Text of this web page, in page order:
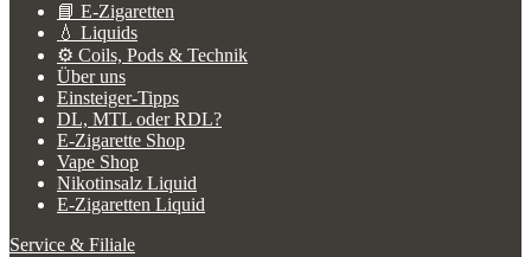
📘 E-Zigaretten
💧 Liquids
⚙️ Coils, Pods & Technik
Über uns
Einsteiger-Tipps
DL, MTL oder RDL?
E-Zigarette Shop
Vape Shop
Nikotinsalz Liquid
E-Zigaretten Liquid
Service & Filiale